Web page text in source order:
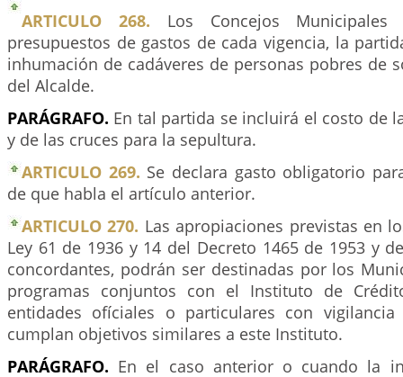
ARTICULO 268. Los Concejos
presupuestos de gastos de cada vigencia, la
inhumación de cadáveres de personas pobres de
del Alcalde.
PARÁGRAFO. En tal partida se incluirá el costo de
y de las cruces para la sepultura.
ARTICULO 269. Se declara gasto obligatorio
de que habla el artículo anterior.
ARTICULO 270. Las apropiaciones previstas en
Ley 61 de 1936 y 14 del Decreto 1465 de 1953 y
concordantes, podrán ser destinadas por los
programas conjuntos con el Instituto de
entidades ofíciales o particulares con
cumplan objetivos similares a este Instituto.
PARÁGRAFO. En el caso anterior o cuando la